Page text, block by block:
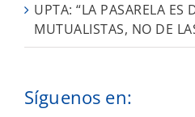
UPTA: “LA PASARELA ES
MUTUALISTAS, NO DE
Síguenos en: